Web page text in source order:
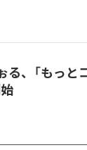
る、「もっと